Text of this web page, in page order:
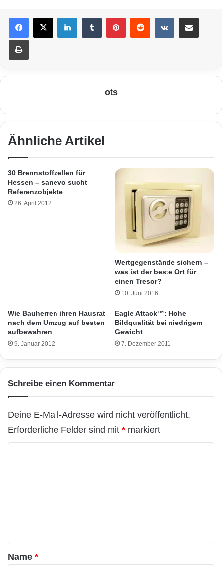
LinkedIn VKontakte
Drucken
ots
Ähnliche Artikel
30 Brennstoffzellen für
Hessen – sanevo sucht
Referenzobjekte
26. April 2012
Wertgegenstände sichern –
was ist der beste Ort für
einen Tresor?
10. Juni 2016
Wie Bauherren ihren Hausrat
nach dem Umzug auf besten
aufbewahren
9. Januar 2012
Eagle Attack™: Hohe
Bildqualität bei niedrigem
Gewicht
7. Dezember 2011
Schreibe einen Kommentar
Deine E-Mail-Adresse wird nicht veröffentlicht.
Erforderliche Felder sind mit * markiert
a
r
Name *